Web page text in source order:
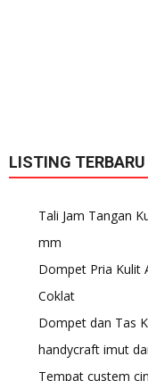
LISTING TERBARU
Tali Jam Tangan
mm
Dompet Pria Kulit
Coklat
Dompet dan Tas
handycraft imut
Tempat custem